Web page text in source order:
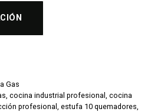
Gas
, cocina industrial profesional , cocina
profesional , estufa 10 quemadores,